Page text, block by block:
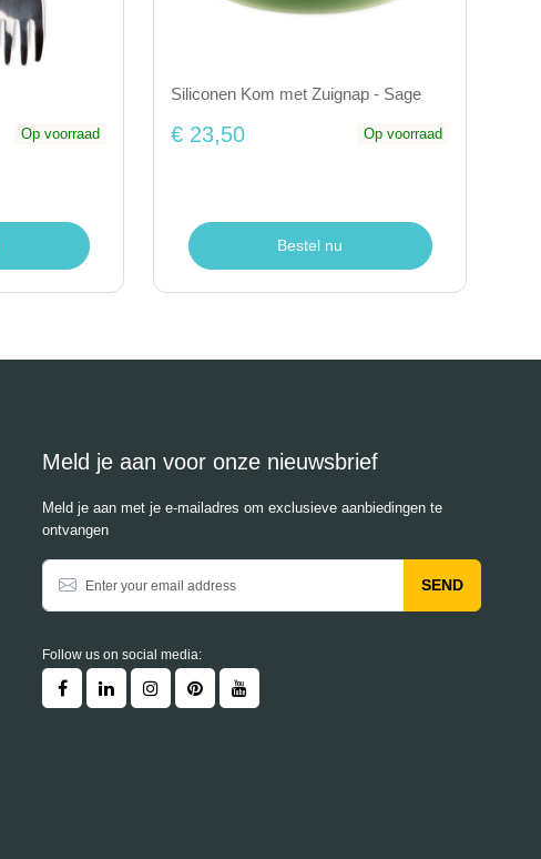
Op voorraad
Siliconen Kom met Zuignap - Sage
€ 23,50 Op voorraad
Bestel nu
Meld je aan voor onze nieuwsbrief
Meld je aan met je e-mailadres om exclusieve aanbiedingen te
ontvangen
SEND
Follow us on social media: